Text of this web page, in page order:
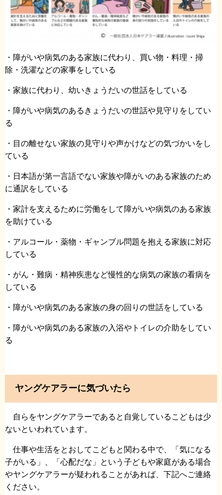
・障がいや病気のある家族に代わり、買い物・料理・掃
除・洗濯などの家事をしている
・家族に代わり、幼いきょうだいの世話をしている
・障がいや病気のあるきょうだいの世話や見守りをしてい
る
・目の離せない家族の見守りや声かけなどの気づかいをし
ている
・日本語が第一言語でない家族や障がいのある家族のため
に通訳をしている
・家計を支えるために労働をして障がいや病気のある家族
を助けている
・アルコール・薬物・ギャンブル問題を抱える家族に対応
している
・がん・難病・精神疾患など慢性的な病気の家族の看病を
している
・障がいや病気のある家族の身の回りの世話をしている
・障がいや病気のある家族の入浴やトイレの介助をしてい
る
ヤングケアラーに気づいたら
自らをヤングケアラーであると自覚しているこどもは少
ないといわれています。
仕事や生活をとおしてこどもと関わる中で、「気になる
子がいる」、「心配だな」という子どもや家庭がある場合
やヤングケアラーが疑われることがあれば、下記へご連絡
ください。